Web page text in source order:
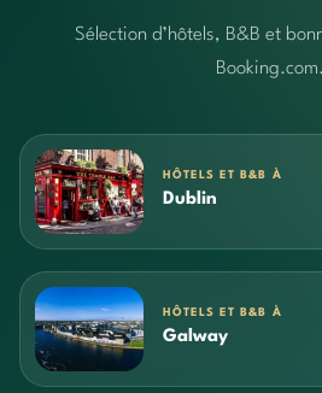
Sélection d’hôtels, B&B et
Booking.com.
HÔTELS ET B&B À
Dublin
HÔTELS ET B&B À
Galway